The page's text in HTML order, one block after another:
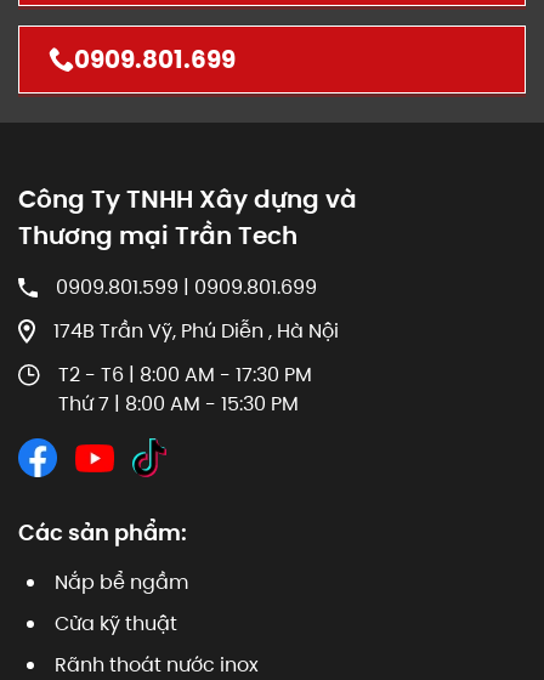
0909.801.699
Công Ty TNHH Xây dựng và
Thương mại Trần Tech
0909.801.599 | 0909.801.699
174B Trần Vỹ, Phú Diễn , Hà Nội
T2 - T6 | 8:00 AM - 17:30 PM
Thứ 7 | 8:00 AM - 15:30 PM
Các sản phẩm:
Nắp bể ngầm
Cửa kỹ thuật
Rãnh thoát nước inox